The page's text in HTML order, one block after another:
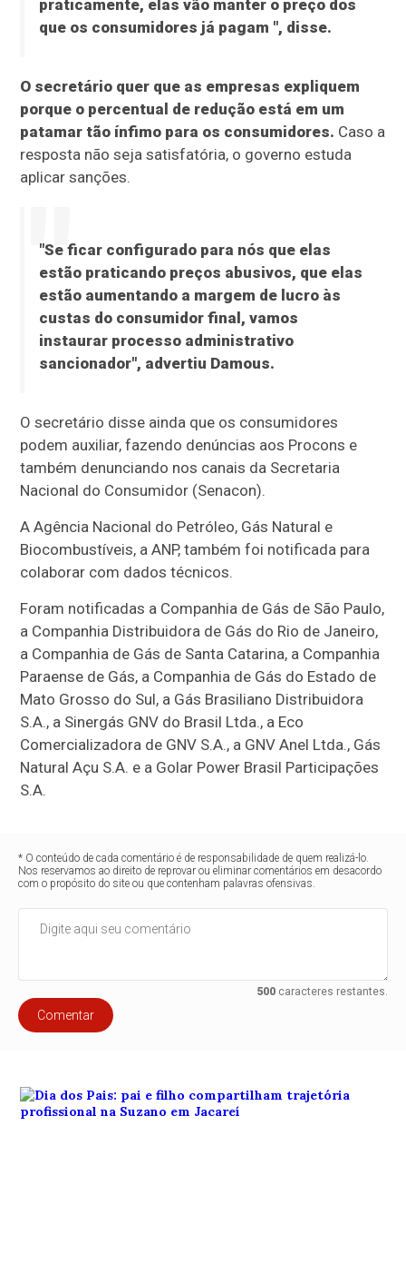
praticamente, elas vão manter o preço dos
que os consumidores já pagam ", disse.
O secretário quer que as empresas expliquem
porque o percentual de redução está em um
patamar tão ínfimo para os consumidores. Caso a
resposta não seja satisfatória, o governo estuda
aplicar sanções.
"Se ficar configurado para nós que elas
estão praticando preços abusivos, que elas
estão aumentando a margem de lucro às
custas do consumidor final, vamos
instaurar processo administrativo
sancionador", advertiu Damous.
O secretário disse ainda que os consumidores
podem auxiliar, fazendo denúncias aos Procons e
também denunciando nos canais da Secretaria
Nacional do Consumidor (Senacon).
A Agência Nacional do Petróleo, Gás Natural e
Biocombustíveis, a ANP, também foi notificada para
colaborar com dados técnicos.
Foram notificadas a Companhia de Gás de São Paulo,
a Companhia Distribuidora de Gás do Rio de Janeiro,
a Companhia de Gás de Santa Catarina, a Companhia
Paraense de Gás, a Companhia de Gás do Estado de
Mato Grosso do Sul, a Gás Brasiliano Distribuidora
S.A., a Sinergás GNV do Brasil Ltda., a Eco
Comercializadora de GNV S.A., a GNV Anel Ltda., Gás
Natural Açu S.A. e a Golar Power Brasil Participações
S.A.
* O conteúdo de cada comentário é de responsabilidade de quem realizá-lo.
Nos reservamos ao direito de reprovar ou eliminar comentários em desacordo
com o propósito do site ou que contenham palavras ofensivas.
500caracteres restantes.
Comentar